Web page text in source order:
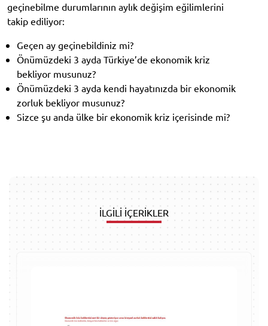
geçinebilme durumlarının aylık değişim eğilimlerini
takip ediliyor:
Geçen ay geçinebildiniz mi?
Önümüzdeki 3 ayda Türkiye’de ekonomik kriz
bekliyor musunuz?
Önümüzdeki 3 ayda kendi hayatınızda bir ekonomik
zorluk bekliyor musunuz?
Sizce şu anda ülke bir ekonomik kriz içerisinde mi?
İLGİLİ İÇERİKLER